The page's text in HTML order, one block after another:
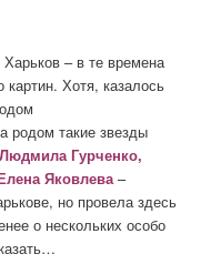
– в те времена
Хотя, казалось
родом такие звезды
Гурченко,
Яковлева –
но провела здесь
о нескольких особо